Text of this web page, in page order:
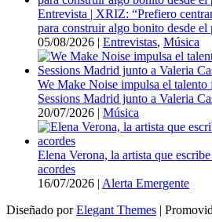
Entrevista | XRIZ: “Prefiero
para construir algo bonito desde el
05/08/2026 | Entrevistas, Música
We Make Noise impulsa el
Sessions Madrid junto a Valeria
20/07/2026 | Música
Elena Verona, la artista que
acordes
16/07/2026 | Alerta Emergente
Diseñado porElegant Themes |